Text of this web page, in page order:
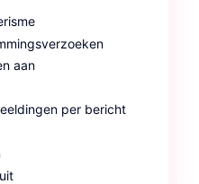
aan
per bericht